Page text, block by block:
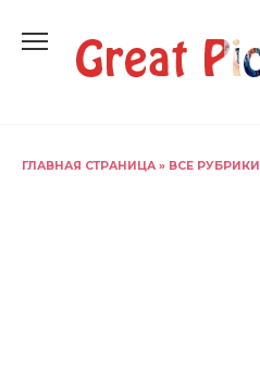
содержанию
ГЛАВНАЯ СТРАНИЦА » ВСЕ РУБРИКИ